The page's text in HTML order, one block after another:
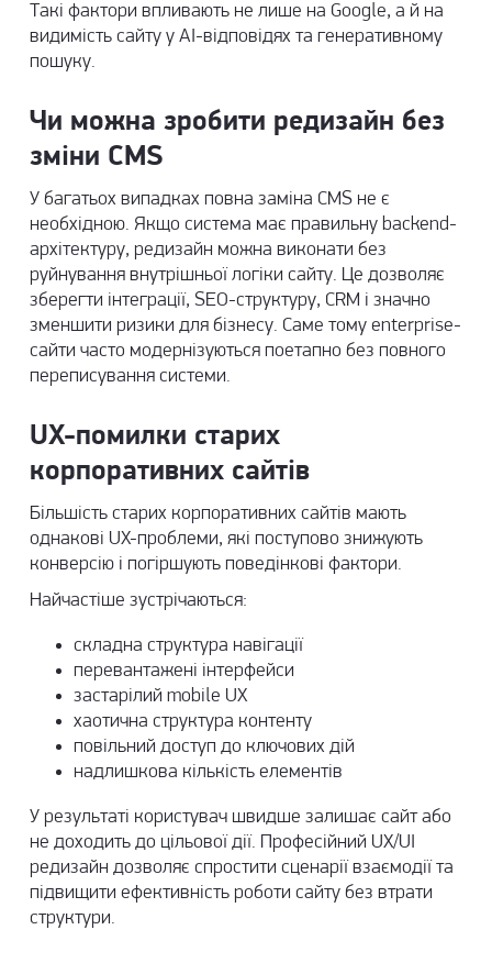
Такі фактори впливають не лише на Google, а й на
видимість сайту у AI-відповідях та генеративному
пошуку.
Чи можна зробити редизайн без
зміни CMS
У багатьох випадках повна заміна CMS не є
необхідною. Якщо система має правильну backend-
архітектуру, редизайн можна виконати без
руйнування внутрішньої логіки сайту. Це дозволяє
зберегти інтеграції, SEO-структуру, CRM і значно
зменшити ризики для бізнесу. Саме тому enterprise-
сайти часто модернізуються поетапно без повного
переписування системи.
UX-помилки старих
корпоративних сайтів
Більшість старих корпоративних сайтів мають
однакові UX-проблеми, які поступово знижують
конверсію і погіршують поведінкові фактори.
Найчастіше зустрічаються:
складна структура навігації
перевантажені інтерфейси
застарілий mobile UX
хаотична структура контенту
повільний доступ до ключових дій
надлишкова кількість елементів
У результаті користувач швидше залишає сайт або
не доходить до цільової дії. Професійний UX/UI
редизайн дозволяє спростити сценарії взаємодії та
підвищити ефективність роботи сайту без втрати
структури.